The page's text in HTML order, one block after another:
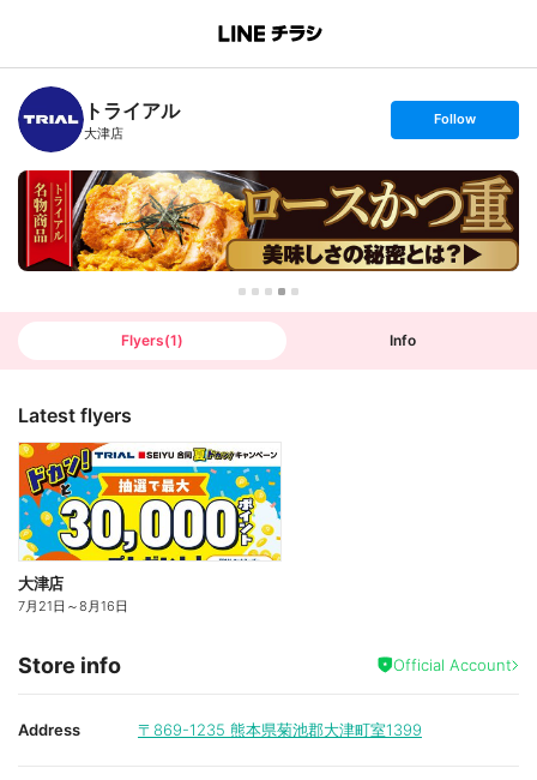
B
n
c
h
T
トライアル
大津店
s
t
o
l
w
Follow
Flyers(1) Info
Latest flyers
大津店
7月21日 ～8月16日
Store info Official Account
Address 〒869-1235 熊本県菊池郡大津町室1399